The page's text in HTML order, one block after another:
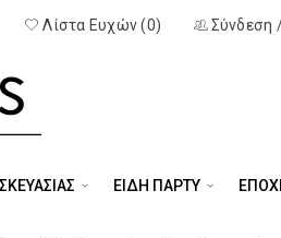
Σύνδεση
Λίστα Ευχών (0)
ΕΊΔΗ ΠΆΡΤΥ